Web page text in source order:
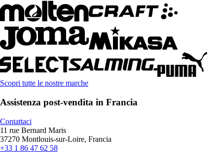
Scopri tutte le nostre marche
Assistenza post-vendita in Francia
Contattaci
11 rue Bernard Maris
37270 Montlouis-sur-Loire, Francia
+33 1 86 47 62 58